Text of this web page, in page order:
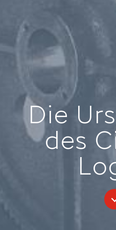
Die
des